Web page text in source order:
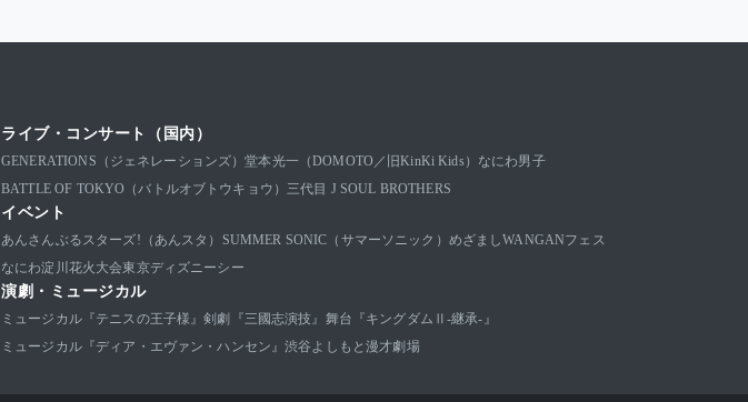
ライブ・コンサート（国内）
GENERATIONS（ジェネレーションズ）堂本光一（DOMOTO／旧KinKi Kids） なにわ男子
BATTLE OF TOKYO（バトルオブトウキョウ） 三代目 J SOUL BROTHERS
イベント
あんさんぶるスターズ!（あんスタ） SUMMER SONIC（サマーソニック） めざましWANGANフェス
なにわ淀川花火大会東京ディズニーシー
演劇・ミュージカル
ミュージカル『テニスの王子様』剣劇『三國志演技』 舞台『キングダムⅡ-継承-』
ミュージカル『ディア・エヴァン・ハンセン』渋谷よしもと漫才劇場